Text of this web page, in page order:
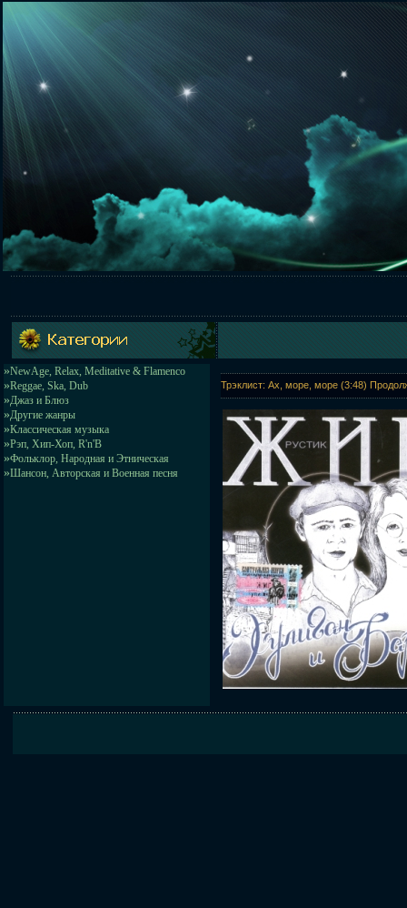
»NewAge, Relax, Meditative & Flamenco
»Reggae, Ska, Dub
»Джаз и Блюз
»Другие жанры
»Классическая музыка
»Рэп, Хип-Хоп, R'n'B
»Фольклор, Народная и Этническая
»Шансон, Авторская и Военная песня
Трэклист: Ах, море, море (3:48)